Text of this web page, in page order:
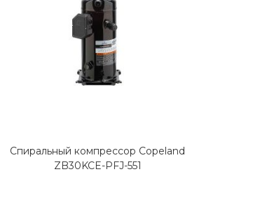
Спиральный компрессор Copeland
ZB30KCE-PFJ-551